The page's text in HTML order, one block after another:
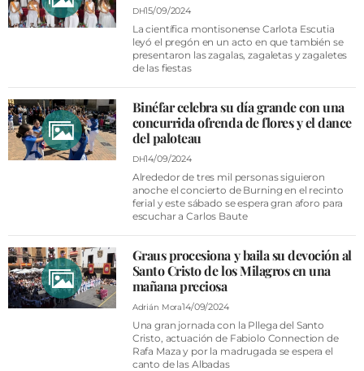
DH15/09/2024
La científica montisonense Carlota Escutia
leyó el pregón en un acto en que también se
presentaron las zagalas, zagaletas y zagaletes
de las fiestas
Binéfar celebra su día grande con una
concurrida ofrenda de flores y el dance
del paloteau
DH14/09/2024
Alrededor de tres mil personas siguieron
anoche el concierto de Burning en el recinto
ferial y este sábado se espera gran aforo para
escuchar a Carlos Baute
Graus procesiona y baila su devoción al
Santo Cristo de los Milagros en una
mañana preciosa
Adrián Mora14/09/2024
Una gran jornada con la Pllega del Santo
Cristo, actuación de Fabiolo Connection de
Rafa Maza y por la madrugada se espera el
canto de las Albadas